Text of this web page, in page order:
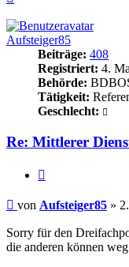
Aufsteiger85
Beiträge: 408
Registriert: 4.
Behörde:
Tätigkeit:
Geschlecht:
Re: Mittlerer
Beitrag
von Aufsteiger85 »
Sorry für den
die anderen können